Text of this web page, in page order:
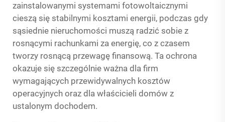
zainstalowanymi systemami fotowoltaicznymi
cieszą się stabilnymi kosztami energii, podczas gdy
sąsiednie nieruchomości muszą radzić sobie z
rosnącymi rachunkami za energię, co z czasem
tworzy rosnącą przewagę finansową. Ta ochrona
okazuje się szczególnie ważna dla firm
wymagających przewidywalnych kosztów
operacyjnych oraz dla właścicieli domów z
ustalonym dochodem.